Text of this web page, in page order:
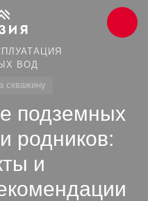
ВОД
скважину
подземных
родников:
и